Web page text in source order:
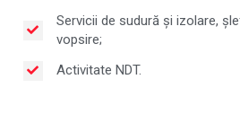
Servicii de sudură și izolare,
vopsire;
Activitate NDT.